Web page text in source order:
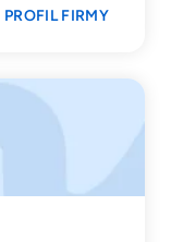
PROFIL FIRMY